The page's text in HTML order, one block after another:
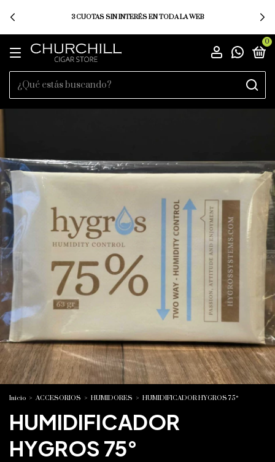
3 CUOTAS SIN INTERÉS EN TODA LA WEB
0
Inicio > ACCESORIOS > HUMIDORES > HUMIDIFICADOR HYGROS 75°
HUMIDIFICADOR
HYGROS 75°